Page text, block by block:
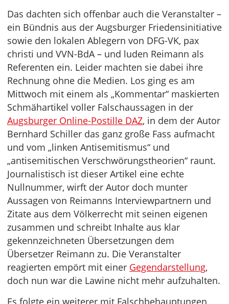
Das dachten sich offenbar auch die Veranstalter –
ein Bündnis aus der Augsburger Friedensinitiative
sowie den lokalen Ablegern von DFG-VK, pax
christi und VVN-BdA – und luden Reimann als
Referenten ein. Leider machten sie dabei ihre
Rechnung ohne die Medien. Los ging es am
Mittwoch mit einem als „Kommentar“ maskierten
Schmähartikel voller Falschaussagen in der
Augsburger Online-Postille DAZ, in dem der Autor
Bernhard Schiller das ganz große Fass aufmacht
und vom „linken Antisemitismus“ und
„antisemitischen Verschwörungstheorien“ raunt.
Journalistisch ist dieser Artikel eine echte
Nullnummer, wirft der Autor doch munter
Aussagen von Reimanns Interviewpartnern und
Zitate aus dem Völkerrecht mit seinen eigenen
zusammen und schreibt Inhalte aus klar
gekennzeichneten Übersetzungen dem
Übersetzer Reimann zu. Die Veranstalter
reagierten empört mit einer Gegendarstellung,
doch nun war die Lawine nicht mehr aufzuhalten.
Es folgte ein weiterer mit Falschbehauptungen